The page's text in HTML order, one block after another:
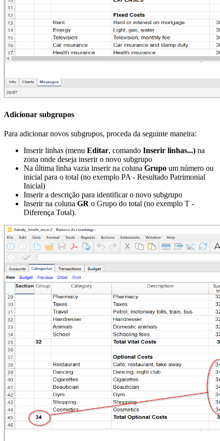
Adicionar subgrupos
Para adicionar novos subgrupos, proceda da seguinte maneira:
Inserir linhas (menu Editar, comando Inserir linhas...) na
zona onde deseja inserir o novo subgrupo
Na última linha vazia inserir na coluna Grupo um número ou
inicial para o total (no exemplo PA - Resultado Patrimonial
Inicial)
Inserir a descrição para identificar o novo subgrupo
Inserir na coluna GR o Grupo do total (no exemplo T -
Diferença Total).